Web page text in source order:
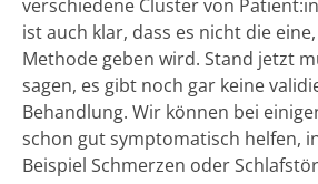
verschiedene Cluster von
ist auch klar, dass es nicht die
Methode geben wird. Stand jetzt
sagen, es gibt noch gar keine
Behandlung. Wir können bei
schon gut symptomatisch helfen,
Beispiel Schmerzen oder